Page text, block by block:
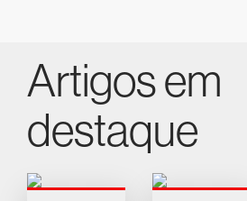
Artigos em
destaque